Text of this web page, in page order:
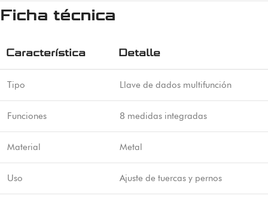
Ficha técnica
Característica Detalle
Tipo Llave de dados multifunción
Funciones 8 medidas integradas
Material Metal
Uso Ajuste de tuercas y pernos